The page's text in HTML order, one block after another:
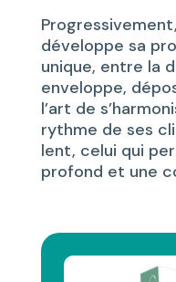
développe sa
unique, entre la
enveloppe,
l’art de
rythme de ses
lent, celui qui
profond et une